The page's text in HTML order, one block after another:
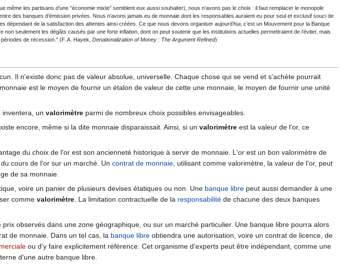
les partisans d’une “économie mixte” semblent eux aussi souhaiter), nous n’avons pas le choix : il faut remplacer le monopole
des banques d’émission privées. Nous n’avons jamais eu de monnaie dont les responsables auraient eu pour seul et exclusif souci de
dépendant de la satisfaction des attentes ainsi créées. Ce que nous devons organiser aujourd’hui, c’est un Mouvement pour la Banque
non seulement les dégâts causés par une forte inflation, dont on peut soutenir que les institutions actuelles permettraient de l’éviter, mais
de récession." (F. A. Hayek, Denationalization of Money : The Argument Refined)
Il n'existe donc pas de valeur absolue, universelle. Chaque chose qui se vend et s'achète pourrait
est le moyen de fournir un étalon de valeur de cette une monnaie, le moyen de fournir une unité
inventera, un valorimètre parmi de nombreux choix possibles envisageables.
encore, même si la dite monnaie disparaissait. Ainsi, si un valorimètre est la valeur de l'or, ce
du choix de l'or est son ancienneté historique à servir de monnaie. L'or est un bon valorimètre de
cours de l'or sur un marché. Un contrat de monnaie, utilisant comme valorimètre, la valeur de l'or, peut
de sa monnaie.
voire un panier de plusieurs devises étatiques ou non. Une banque libre peut aussi demander à une
comme valorimètre. La limitation contractuelle de la responsabilité de chacune des deux banques
observés dans une zone géographique, ou sur un marché particulier. Une banque libre pourra alors
de monnaie. Dans un tel cas, la banque libre obtiendra une autorisation, voire un contrat de licence, de
ou d'y faire explicitement référence. Cet organisme d'experts peut être indépendant, comme une
d'une autre banque libre.